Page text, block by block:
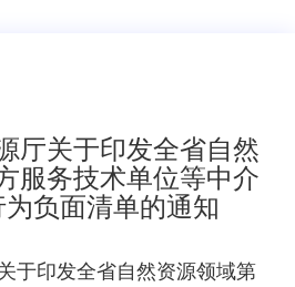
厅关于印发全省自然
服务技术单位等中介
负面清单的通知
于印发全省自然资源领域第